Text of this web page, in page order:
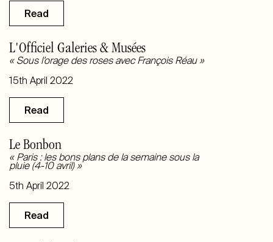
Read
L'Officiel Galeries & Musées
« Sous l’orage des roses avec François Réau »
15th April 2022
Read
Le Bonbon
« Paris : les bons plans de la semaine sous la
pluie (4-10 avril) »
5th April 2022
Read